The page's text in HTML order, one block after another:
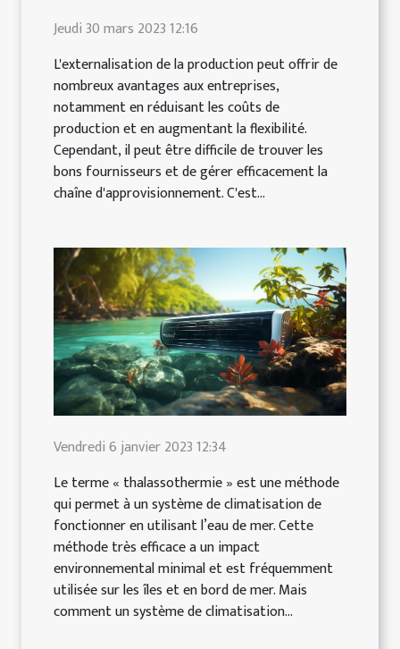
Jeudi 30 mars 2023 12:16
L'externalisation de la production peut offrir de
nombreux avantages aux entreprises,
notamment en réduisant les coûts de
production et en augmentant la flexibilité.
Cependant, il peut être difficile de trouver les
bons fournisseurs et de gérer efficacement la
chaîne d'approvisionnement. C'est...
Vendredi 6 janvier 2023 12:34
Le terme « thalassothermie » est une méthode
qui permet à un système de climatisation de
fonctionner en utilisant l’eau de mer. Cette
méthode très efficace a un impact
environnemental minimal et est fréquemment
utilisée sur les îles et en bord de mer. Mais
comment un système de climatisation...